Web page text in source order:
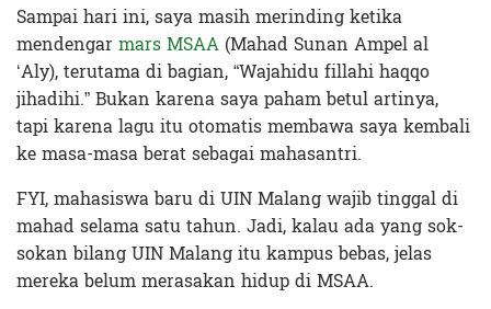
Sampai hari ini, saya masih merinding ketika
mendengarmars MSAA (Mahad Sunan Ampel al
‘Aly), terutama di bagian, “Wajahidu fillahi haqqo
jihadihi.” Bukan karena saya paham betul artinya,
tapi karena lagu itu otomatis membawa saya kembali
ke masa-masa berat sebagai mahasantri.
FYI, mahasiswa baru di UIN Malang wajib tinggal di
mahad selama satu tahun. Jadi, kalau ada yang sok-
sokan bilang UIN Malang itu kampus bebas, jelas
mereka belum merasakan hidup di MSAA.